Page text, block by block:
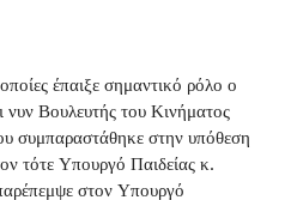
έπαιξε σημαντικό ρόλο ο
νυν Βουλευτής του Κινήματος
συμπαραστάθηκε στην υπόθεση
τότε Υπουργό Παιδείας κ.
στον Υπουργό